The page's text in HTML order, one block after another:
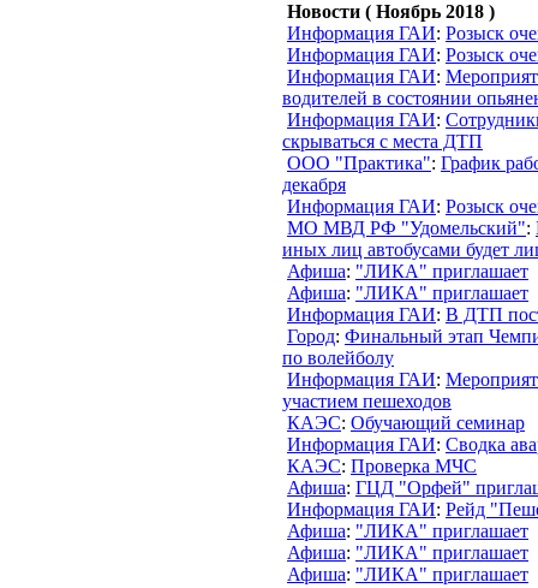
Новости ( Ноябрь 2018 )
Информация ГАИ: Розыск
Информация ГАИ: Розыск
Информация ГАИ:
водителей в состоянии
Информация ГАИ:
скрываться с места ДТП
ООО "Практика": График
декабря
Информация ГАИ: Розыск
МО МВД РФ "Удомельский":
иных лиц автобусами будет
Афиша: "ЛИКА" приглашает
Афиша: "ЛИКА" приглашает
Информация ГАИ: В ДТП
Город: Финальный этап
по волейболу
Информация ГАИ:
участием пешеходов
КАЭС: Обучающий семинар
Информация ГАИ: Сводка
КАЭС: Проверка МЧС
Афиша: ГЦД "Орфей"
Информация ГАИ: Рейд
Афиша: "ЛИКА" приглашает
Афиша: "ЛИКА" приглашает
Афиша: "ЛИКА" приглашает